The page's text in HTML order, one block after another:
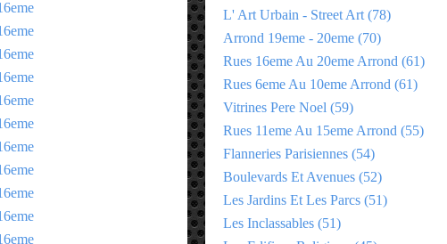
L' Art Urbain - Street Art (78)
Arrond 19eme - 20eme (70)
Rues 16eme Au 20eme Arrond (61)
Rues 6eme Au 10eme Arrond (61)
Vitrines Pere Noel (59)
Rues 11eme Au 15eme Arrond (55)
Flanneries Parisiennes (54)
Boulevards Et Avenues (52)
Les Jardins Et Les Parcs (51)
Les Inclassables (51)